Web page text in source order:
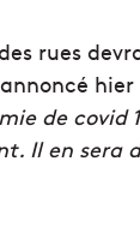
rues
de
Il en sera